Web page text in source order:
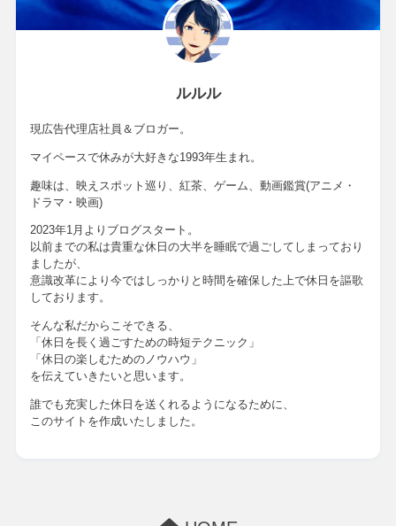
ルルル
現広告代理店社員＆ブロガー。
マイペースで休みが大好きな1993年生まれ。
趣味は、映えスポット巡り、紅茶、ゲーム、動画鑑賞(アニメ・
ドラマ・映画)
2023年1月よりブログスタート。
以前までの私は貴重な休日の大半を睡眠で過ごしてしまっており
ましたが、
意識改革により今ではしっかりと時間を確保した上で休日を謳歌
しております。
そんな私だからこそできる、
「休日を長く過ごすための時短テクニック」
「休日の楽しむためのノウハウ」
を伝えていきたいと思います。
誰でも充実した休日を送くれるようになるために、
このサイトを作成いたしました。